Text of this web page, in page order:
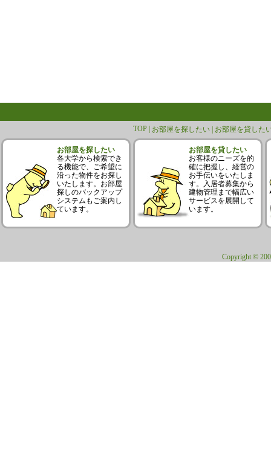
TOP | お部屋を探したい | お部屋を貸した
お部屋を探したい
各大学から検索でき
る機能で、ご希望に
沿った物件をお探し
いたします。お部屋
探しのバックアップ
システムもご案内し
ています。
お部屋を貸したい
お客様のニーズを的
確に把握し、経営の
お手伝いをいたしま
す。入居者募集から
建物管理まで幅広い
サービスを展開して
います。
Copyright ©